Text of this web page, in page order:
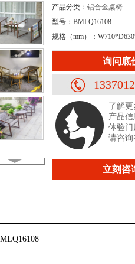
产品分类： 铝合金桌椅
型号：BMLQ16108
规格（mm）：
询问底
了解更
产品信
体验门
请咨询
立刻咨